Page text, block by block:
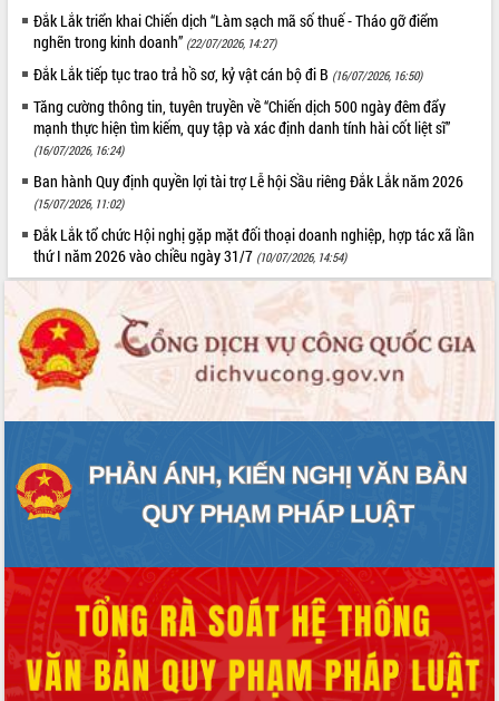
Đắk Lắk triển khai Chiến dịch “Làm sạch mã số thuế - Tháo gỡ điểm
nghẽn trong kinh doanh” (22/07/2026, 14:27)
Đắk Lắk tiếp tục trao trả hồ sơ, kỷ vật cán bộ đi B (16/07/2026, 16:50)
Tăng cường thông tin, tuyên truyền về “Chiến dịch 500 ngày đêm đẩy
mạnh thực hiện tìm kiếm, quy tập và xác định danh tính hài cốt liệt sĩ”
(16/07/2026, 16:24)
Ban hành Quy định quyền lợi tài trợ Lễ hội Sầu riêng Đắk Lắk năm 2026
(15/07/2026, 11:02)
Đắk Lắk tổ chức Hội nghị gặp mặt đối thoại doanh nghiệp, hợp tác xã lần
thứ I năm 2026 vào chiều ngày 31/7 (10/07/2026, 14:54)